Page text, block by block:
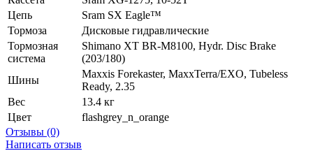
Цепь
Sram SX Eagle™
Тормоза
Дисковые гидравлические
Тормозная
система
Shimano XT BR-M8100, Hydr. Disc Brake
(203/180)
Шины
Maxxis Forekaster, MaxxTerra/EXO, Tubeless
Ready, 2.35
Вес
13.4 кг
Цвет
flashgrey_n_orange
Отзывы (0)
Написать отзыв